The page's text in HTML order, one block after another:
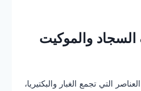
والموكيت
التي تجمع الغبار والبكتيريا،